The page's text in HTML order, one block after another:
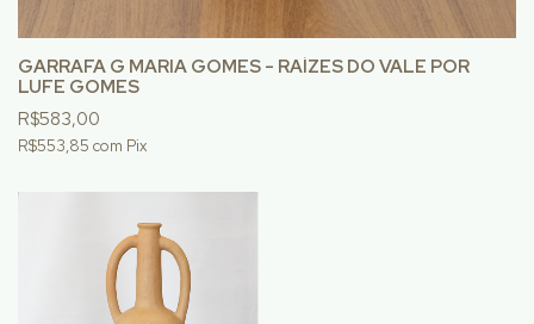
GARRAFA G MARIA GOMES - RAÍZES DO VALE POR
LUFE GOMES
R$583,00
R$553,85 com Pix